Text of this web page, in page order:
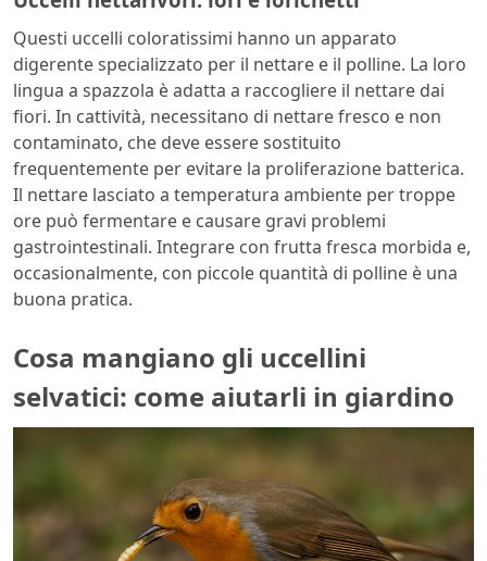
Questi uccelli coloratissimi hanno un apparato
digerente specializzato per il nettare e il polline. La loro
lingua a spazzola è adatta a raccogliere il nettare dai
fiori. In cattività, necessitano di nettare fresco e non
contaminato, che deve essere sostituito
frequentemente per evitare la proliferazione batterica.
Il nettare lasciato a temperatura ambiente per troppe
ore può fermentare e causare gravi problemi
gastrointestinali. Integrare con frutta fresca morbida e,
occasionalmente, con piccole quantità di polline è una
buona pratica.
Cosa mangiano gli uccellini
selvatici: come aiutarli in giardino